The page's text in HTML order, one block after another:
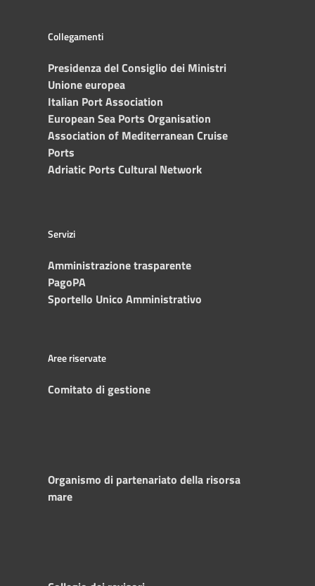
Collegamenti
Presidenza del Consiglio dei Ministri
Unione europea
Italian Port Association
European Sea Ports Organisation
Association of Mediterranean Cruise
Ports
Adriatic Ports Cultural Network
Servizi
Amministrazione trasparente
PagoPA
Sportello Unico Amministrativo
Aree riservate
Comitato di gestione
Organismo di partenariato della risorsa
mare